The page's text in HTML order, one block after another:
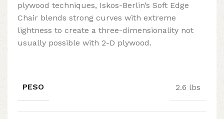
plywood techniques, Iskos-Berlin’s Soft Edge
Chair blends strong curves with extreme
lightness to create a three-dimensionality not
usually possible with 2-D plywood.
PESO 2.6 lbs